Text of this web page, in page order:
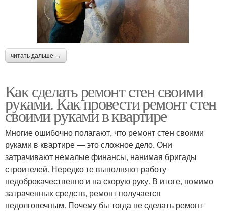
читать дальше →
Как сделать ремонт стен своими
руками. Как провести ремонт стен
своими руками в квартире
Многие ошибочно полагают, что ремонт стен своими
руками в квартире — это сложное дело. Они
затрачивают немалые финансы, нанимая бригады
строителей. Нередко те выполняют работу
недоброкачественно и на скорую руку. В итоге, помимо
затраченных средств, ремонт получается
недолговечным. Почему бы тогда не сделать ремонт